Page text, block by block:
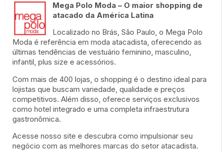
Mega Polo Moda – O maior shopping de
atacado da América Latina
Localizado no Brás, São Paulo, o Mega Polo
Moda é referência em moda atacadista, oferecendo as
últimas tendências de vestuário feminino, masculino,
infantil, plus size e acessórios.
Com mais de 400 lojas, o shopping é o destino ideal para
lojistas que buscam variedade, qualidade e preços
competitivos. Além disso, oferece serviços exclusivos
como hotel integrado e uma completa infraestrutura
gastronômica.
Acesse nosso site e descubra como impulsionar seu
negócio com as melhores marcas do setor atacadista.